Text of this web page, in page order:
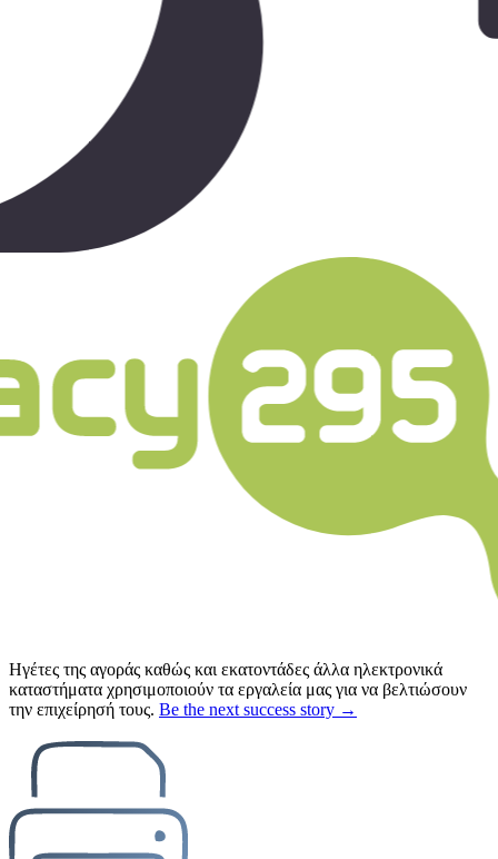
Ηγέτες της αγοράς καθώς και εκατοντάδες άλλα ηλεκτρονικά
καταστήματα χρησιμοποιούν τα εργαλεία μας για να βελτιώσουν
την επιχείρησή τους. Be the next success story →